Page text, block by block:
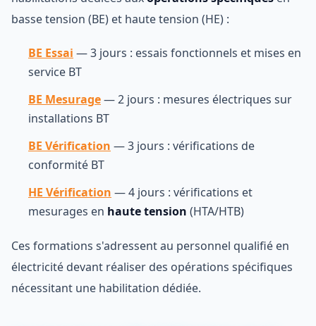
basse tension (BE) et haute tension (HE) :
BE Essai — 3 jours : essais fonctionnels et mises en
service BT
BE Mesurage— 2 jours : mesures électriques sur
installations BT
BE Vérification — 3 jours : vérifications de
conformité BT
HE Vérification — 4 jours : vérifications et
mesurages en haute tension (HTA/HTB)
Ces formations s'adressent au personnel qualifié en
électricité devant réaliser des opérations spécifiques
nécessitant une habilitation dédiée.